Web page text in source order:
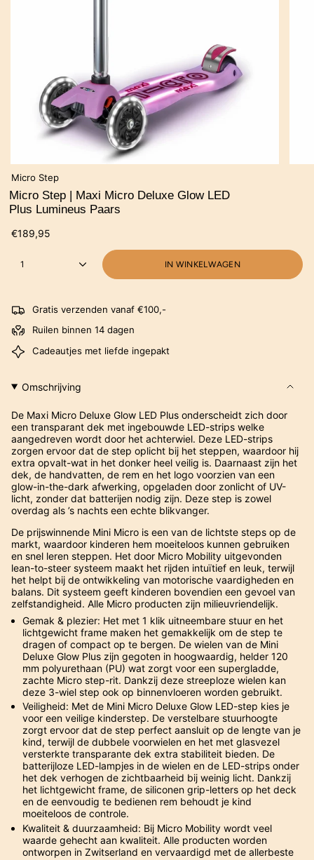
Micro Step
Micro Step | Maxi Micro Deluxe Glow LED
Plus Lumineus Paars
€189,95
1 IN WINKELWAGEN
Gratis verzenden vanaf €100,-
Ruilen binnen 14 dagen
Cadeautjes met liefde ingepakt
Omschrijving
De Maxi Micro Deluxe Glow LED Plus onderscheidt zich door
een transparant dek met ingebouwde LED-strips welke
aangedreven wordt door het achterwiel. Deze LED-strips
zorgen ervoor dat de step oplicht bij het steppen, waardoor hij
extra opvalt-wat in het donker heel veilig is. Daarnaast zijn het
dek, de handvatten, de rem en het logo voorzien van een
glow-in-the-dark afwerking, opgeladen door zonlicht of UV-
licht, zonder dat batterijen nodig zijn. Deze step is zowel
overdag als ’s nachts een echte blikvanger.
De prijswinnende Mini Micro is een van de lichtste steps op de
markt, waardoor kinderen hem moeiteloos kunnen gebruiken
en snel leren steppen. Het door Micro Mobility uitgevonden
lean-to-steer systeem maakt het rijden intuïtief en leuk, terwijl
het helpt bij de ontwikkeling van motorische vaardigheden en
balans. Dit systeem geeft kinderen bovendien een gevoel van
zelfstandigheid. Alle Micro producten zijn milieuvriendelijk.
Gemak & plezier: Het met 1 klik uitneembare stuur en het
lichtgewicht frame maken het gemakkelijk om de step te
dragen of compact op te bergen. De wielen van de Mini
Deluxe Glow Plus zijn gegoten in hoogwaardig, helder 120
mm polyurethaan (PU) wat zorgt voor een supergladde,
zachte Micro step-rit. Dankzij deze streeploze wielen kan
deze 3-wiel step ook op binnenvloeren worden gebruikt.
Veiligheid: Met de Mini Micro Deluxe Glow LED-step kies je
voor een veilige kinderstep. De verstelbare stuurhoogte
zorgt ervoor dat de step perfect aansluit op de lengte van je
kind, terwijl de dubbele voorwielen en het met glasvezel
versterkte transparante dek extra stabiliteit bieden. De
batterijloze LED-lampjes in de wielen en de LED-strips onder
het dek verhogen de zichtbaarheid bij weinig licht. Dankzij
het lichtgewicht frame, de siliconen grip-letters op het deck
en de eenvoudig te bedienen rem behoudt je kind
moeiteloos de controle.
Kwaliteit & duurzaamheid: Bij Micro Mobility wordt veel
waarde gehecht aan kwaliteit. Alle producten worden
ontworpen in Zwitserland en vervaardigd met de allerbeste